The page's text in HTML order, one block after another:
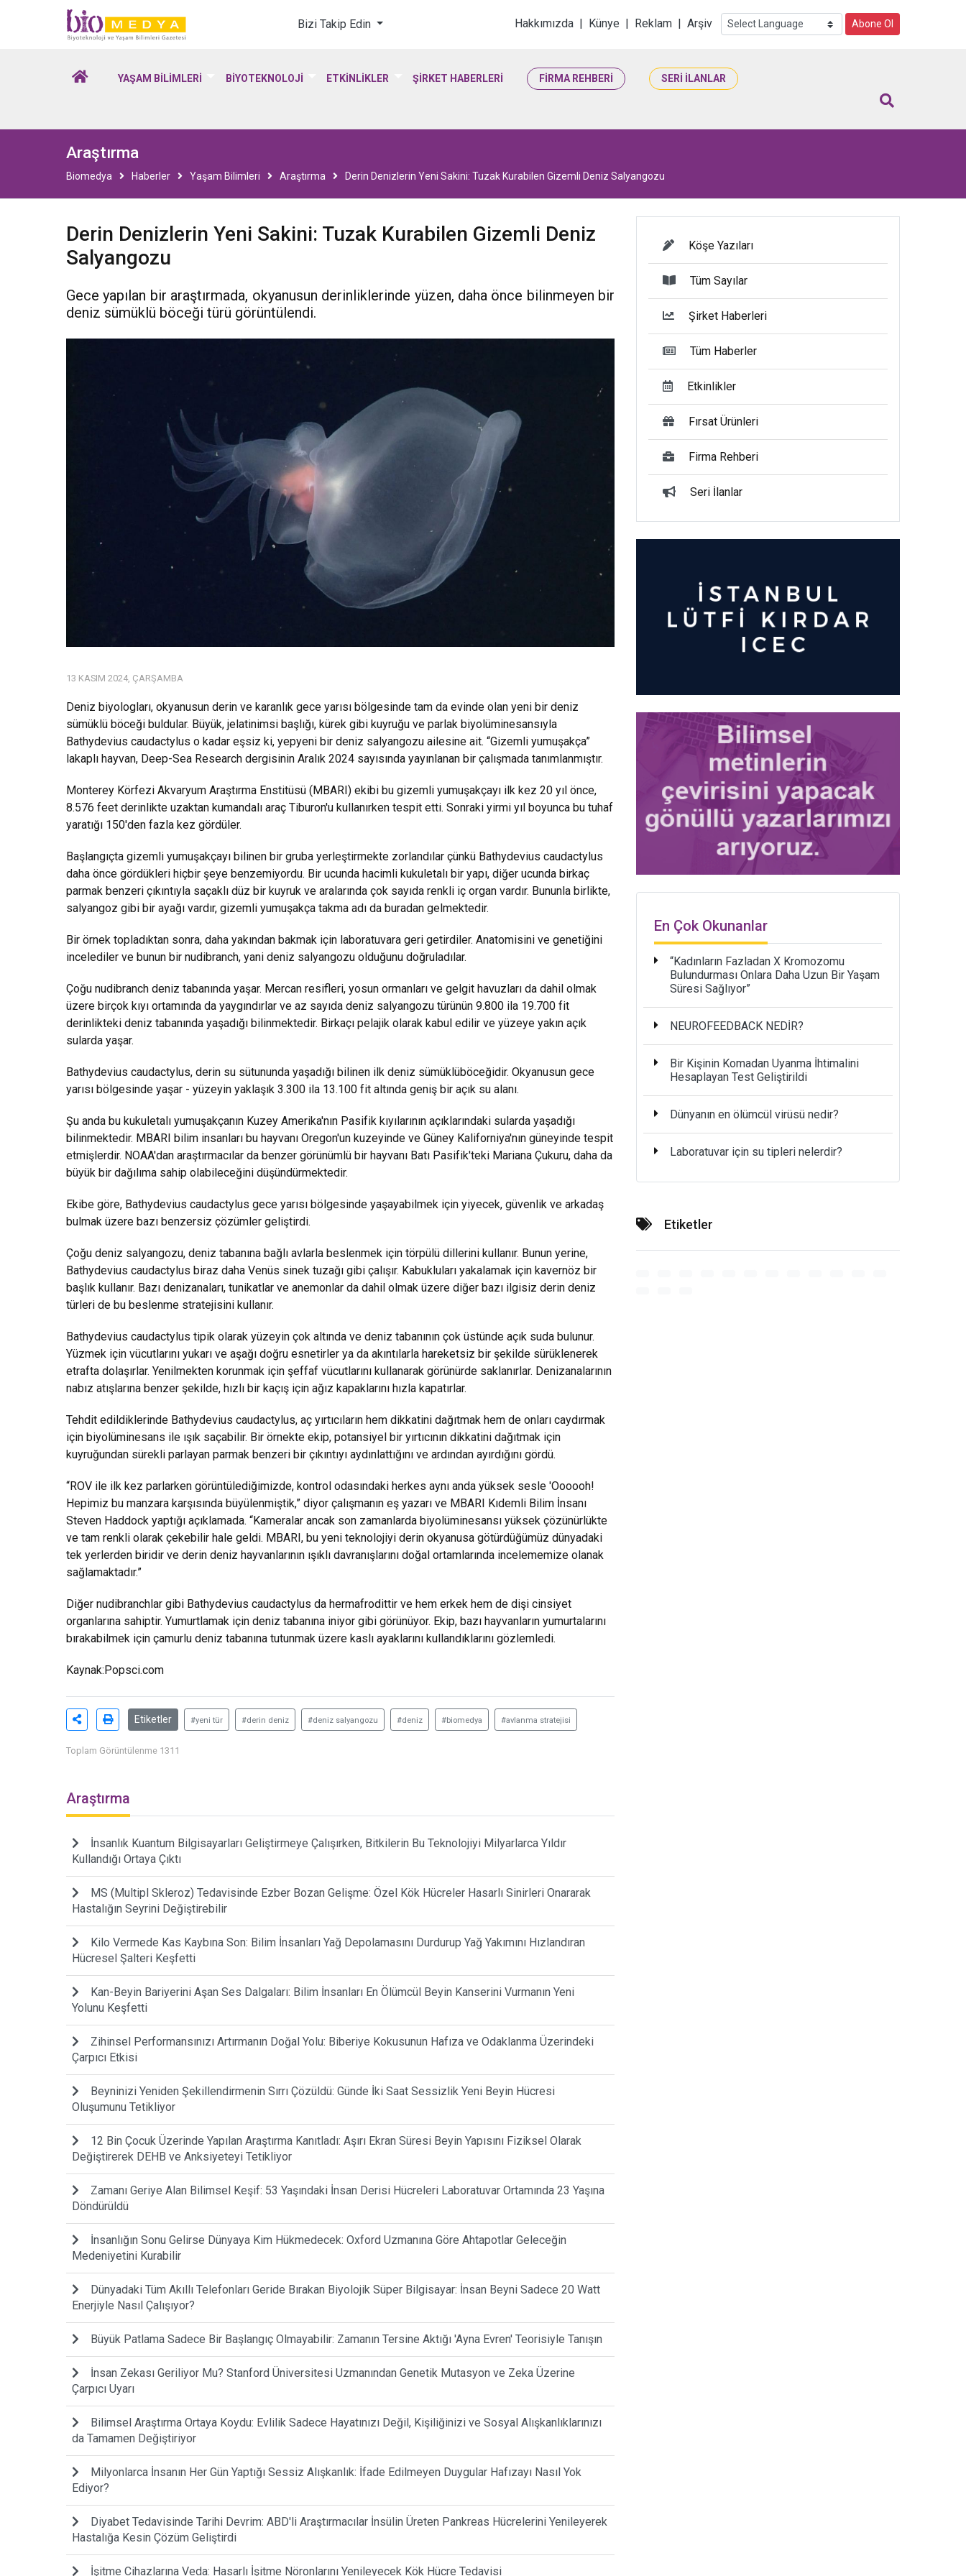
Biomedya - Biyoteknoloji & Yaşam Bilimleri
Bizi Takip Edin Hakkımızda | Künye | Reklam | Arşiv Abone Ol
YAŞAM BİLİMLERİ BİYOTEKNOLOJİ ETKİNLİKLER ŞİRKET HABERLERİ FİRMA REHBERİ SERİ İLANLAR
Araştırma
Biomedya Haberler Yaşam Bilimleri Araştırma Derin Denizlerin Yeni Sakini: Tuzak Kurabilen Gizemli Deniz Salyangozu
Derin Denizlerin Yeni Sakini: Tuzak Kurabilen Gizemli Deniz
Salyangozu
Gece yapılan bir araştırmada, okyanusun derinliklerinde yüzen, daha önce bilinmeyen bir
deniz sümüklü böceği türü görüntülendi.
13 KASIM 2024, ÇARŞAMBA
Deniz biyologları, okyanusun derin ve karanlık gece yarısı bölgesinde tam da evinde olan yeni bir deniz
sümüklü böceği buldular. Büyük, jelatinimsi başlığı, kürek gibi kuyruğu ve parlak biyolüminesansıyla
Bathydevius caudactylus o kadar eşsiz ki, yepyeni bir deniz salyangozu ailesine ait. “Gizemli yumuşakça”
lakaplı hayvan, Deep-Sea Research dergisinin Aralık 2024 sayısında yayınlanan bir çalışmada tanımlanmıştır.
Monterey Körfezi Akvaryum Araştırma Enstitüsü (MBARI) ekibi bu gizemli yumuşakçayı ilk kez 20 yıl önce,
8.576 feet derinlikte uzaktan kumandalı araç Tiburon'u kullanırken tespit etti. Sonraki yirmi yıl boyunca bu tuhaf
yaratığı 150'den fazla kez gördüler.
Başlangıçta gizemli yumuşakçayı bilinen bir gruba yerleştirmekte zorlandılar çünkü Bathydevius caudactylus
daha önce gördükleri hiçbir şeye benzemiyordu. Bir ucunda hacimli kukuletalı bir yapı, diğer ucunda birkaç
parmak benzeri çıkıntıyla saçaklı düz bir kuyruk ve aralarında çok sayıda renkli iç organ vardır. Bununla birlikte,
salyangoz gibi bir ayağı vardır, gizemli yumuşakça takma adı da buradan gelmektedir.
Bir örnek topladıktan sonra, daha yakından bakmak için laboratuvara geri getirdiler. Anatomisini ve genetiğini
incelediler ve bunun bir nudibranch, yani deniz salyangozu olduğunu doğruladılar.
Çoğu nudibranch deniz tabanında yaşar. Mercan resifleri, yosun ormanları ve gelgit havuzları da dahil olmak
üzere birçok kıyı ortamında da yaygındırlar ve az sayıda deniz salyangozu türünün 9.800 ila 19.700 fit
derinlikteki deniz tabanında yaşadığı bilinmektedir. Birkaçı pelajik olarak kabul edilir ve yüzeye yakın açık
sularda yaşar.
Bathydevius caudactylus, derin su sütununda yaşadığı bilinen ilk deniz sümüklüböceğidir. Okyanusun gece
yarısı bölgesinde yaşar - yüzeyin yaklaşık 3.300 ila 13.100 fit altında geniş bir açık su alanı.
Şu anda bu kukuletalı yumuşakçanın Kuzey Amerika'nın Pasifik kıyılarının açıklarındaki sularda yaşadığı
bilinmektedir. MBARI bilim insanları bu hayvanı Oregon'un kuzeyinde ve Güney Kaliforniya'nın güneyinde tespit
etmişlerdir. NOAA'dan araştırmacılar da benzer görünümlü bir hayvanı Batı Pasifik'teki Mariana Çukuru, daha da
büyük bir dağılıma sahip olabileceğini düşündürmektedir.
Ekibe göre, Bathydevius caudactylus gece yarısı bölgesinde yaşayabilmek için yiyecek, güvenlik ve arkadaş
bulmak üzere bazı benzersiz çözümler geliştirdi.
Çoğu deniz salyangozu, deniz tabanına bağlı avlarla beslenmek için törpülü dillerini kullanır. Bunun yerine,
Bathydevius caudactylus biraz daha Venüs sinek tuzağı gibi çalışır. Kabukluları yakalamak için kavernöz bir
başlık kullanır. Bazı denizanaları, tunikatlar ve anemonlar da dahil olmak üzere diğer bazı ilgisiz derin deniz
türleri de bu beslenme stratejisini kullanır.
Bathydevius caudactylus tipik olarak yüzeyin çok altında ve deniz tabanının çok üstünde açık suda bulunur.
Yüzmek için vücutlarını yukarı ve aşağı doğru esnetirler ya da akıntılarla hareketsiz bir şekilde sürüklenerek
etrafta dolaşırlar. Yenilmekten korunmak için şeffaf vücutlarını kullanarak görünürde saklanırlar. Denizanalarının
nabız atışlarına benzer şekilde, hızlı bir kaçış için ağız kapaklarını hızla kapatırlar.
Tehdit edildiklerinde Bathydevius caudactylus, aç yırtıcıların hem dikkatini dağıtmak hem de onları caydırmak
için biyolüminesans ile ışık saçabilir. Bir örnekte ekip, potansiyel bir yırtıcının dikkatini dağıtmak için
kuyruğundan sürekli parlayan parmak benzeri bir çıkıntıyı aydınlattığını ve ardından ayırdığını gördü.
“ROV ile ilk kez parlarken görüntülediğimizde, kontrol odasındaki herkes aynı anda yüksek sesle 'Oooooh!
Hepimiz bu manzara karşısında büyülenmiştik,” diyor çalışmanın eş yazarı ve MBARI Kıdemli Bilim İnsanı
Steven Haddock yaptığı açıklamada. “Kameralar ancak son zamanlarda biyolüminesansı yüksek çözünürlükte
ve tam renkli olarak çekebilir hale geldi. MBARI, bu yeni teknolojiyi derin okyanusa götürdüğümüz dünyadaki
tek yerlerden biridir ve derin deniz hayvanlarının ışıklı davranışlarını doğal ortamlarında incelememize olanak
sağlamaktadır.”
Diğer nudibranchlar gibi Bathydevius caudactylus da hermafrodittir ve hem erkek hem de dişi cinsiyet
organlarına sahiptir. Yumurtlamak için deniz tabanına iniyor gibi görünüyor. Ekip, bazı hayvanların yumurtalarını
bırakabilmek için çamurlu deniz tabanına tutunmak üzere kaslı ayaklarını kullandıklarını gözlemledi.
Kaynak: Popsci.com
Etiketler #yeni tür #derin deniz #deniz salyangozu #deniz #biomedya #avlanma stratejisi
Toplam Görüntülenme 1311
Araştırma
İnsanlık Kuantum Bilgisayarları Geliştirmeye Çalışırken, Bitkilerin Bu Teknolojiyi Milyarlarca Yıldır
Kullandığı Ortaya Çıktı
MS (Multipl Skleroz) Tedavisinde Ezber Bozan Gelişme: Özel Kök Hücreler Hasarlı Sinirleri Onararak
Hastalığın Seyrini Değiştirebilir
Kilo Vermede Kas Kaybına Son: Bilim İnsanları Yağ Depolamasını Durdurup Yağ Yakımını Hızlandıran
Hücresel Şalteri Keşfetti
Kan-Beyin Bariyerini Aşan Ses Dalgaları: Bilim İnsanları En Ölümcül Beyin Kanserini Vurmanın Yeni
Yolunu Keşfetti
Zihinsel Performansınızı Artırmanın Doğal Yolu: Biberiye Kokusunun Hafıza ve Odaklanma Üzerindeki
Çarpıcı Etkisi
Beyninizi Yeniden Şekillendirmenin Sırrı Çözüldü: Günde İki Saat Sessizlik Yeni Beyin Hücresi
Oluşumunu Tetikliyor
12 Bin Çocuk Üzerinde Yapılan Araştırma Kanıtladı: Aşırı Ekran Süresi Beyin Yapısını Fiziksel Olarak
Değiştirerek DEHB ve Anksiyeteyi Tetikliyor
Zamanı Geriye Alan Bilimsel Keşif: 53 Yaşındaki İnsan Derisi Hücreleri Laboratuvar Ortamında 23 Yaşına
Döndürüldü
İnsanlığın Sonu Gelirse Dünyaya Kim Hükmedecek: Oxford Uzmanına Göre Ahtapotlar Geleceğin
Medeniyetini Kurabilir
Dünyadaki Tüm Akıllı Telefonları Geride Bırakan Biyolojik Süper Bilgisayar: İnsan Beyni Sadece 20 Watt
Enerjiyle Nasıl Çalışıyor?
Büyük Patlama Sadece Bir Başlangıç Olmayabilir: Zamanın Tersine Aktığı 'Ayna Evren' Teorisiyle Tanışın
İnsan Zekası Geriliyor Mu? Stanford Üniversitesi Uzmanından Genetik Mutasyon ve Zeka Üzerine
Çarpıcı Uyarı
Bilimsel Araştırma Ortaya Koydu: Evlilik Sadece Hayatınızı Değil, Kişiliğinizi ve Sosyal Alışkanlıklarınızı
da Tamamen Değiştiriyor
Milyonlarca İnsanın Her Gün Yaptığı Sessiz Alışkanlık: İfade Edilmeyen Duygular Hafızayı Nasıl Yok
Ediyor?
Diyabet Tedavisinde Tarihi Devrim: ABD'li Araştırmacılar İnsülin Üreten Pankreas Hücrelerini Yenileyerek
Hastalığa Kesin Çözüm Geliştirdi
İşitme Cihazlarına Veda: Hasarlı İşitme Nöronlarını Yenileyecek Kök Hücre Tedavisi
Köşe Yazıları
Tüm Sayılar
Şirket Haberleri
Tüm Haberler
Etkinlikler
Fırsat Ürünleri
Firma Rehberi
Seri İlanlar
En Çok Okunanlar
“Kadınların Fazladan X Kromozomu
Bulundurması Onlara Daha Uzun Bir Yaşam
Süresi Sağlıyor”
NEUROFEEDBACK NEDİR?
Bir Kişinin Komadan Uyanma İhtimalini
Hesaplayan Test Geliştirildi
Dünyanın en ölümcül virüsü nedir?
Laboratuvar için su tipleri nelerdir?
Etiketler